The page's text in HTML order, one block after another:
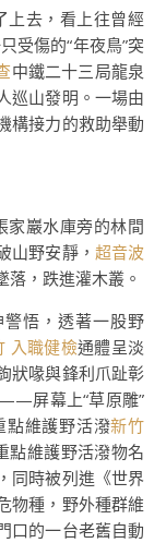
受傷的“年夜鳥”突
中鐵二十三局龍泉
巡山發明。一場由
構接力的救助舉動
家巖水庫旁的林間
山野安靜， 超音波
，跌進灌木叢。
悟，透著一股野
入職健檢通體呈淡
狀喙與鋒利爪趾彰
屏幕上“草原雕”
點維護野活潑新竹
點維護野活潑物名
同時被列進《世界
物種，野外種群維
口的一台老舊自動